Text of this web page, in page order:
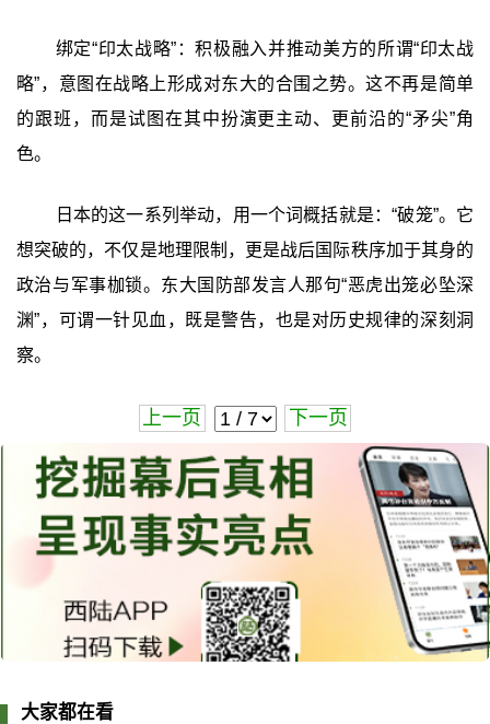
绑定“印太战略”‍：积极融入并推动美方的所谓“印太战
略”，意图在战略上形成对东大的合围之势。这不再是简单
的跟班，而是试图在其中扮演更主动、更前沿的“矛尖”角
色。
日本的这一系列举动，用一个词概括就是：‍“破笼”‍。它
想突破的，不仅是地理限制，更是战后国际秩序加于其身的
政治与军事枷锁。东大国防部发言人那句“恶虎出笼必坠深
渊”，可谓一针见血，既是警告，也是对历史规律的深刻洞
察。
上一页 下一页
大家都在看